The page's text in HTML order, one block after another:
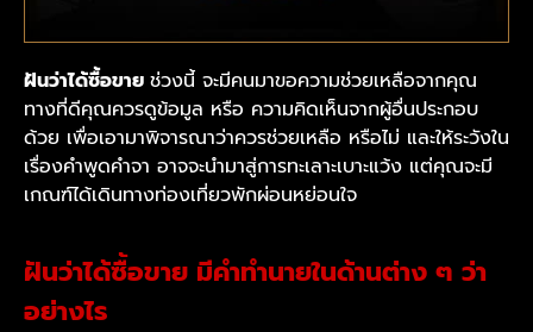
ฝันว่าได้ซื้อขาย ช่วงนี้ จะมีคนมาขอความช่วยเหลือจากคุณ
ทางที่ดีคุณควรดูข้อมูล หรือ ความคิดเห็นจากผู้อื่นประกอบ
ด้วย เพื่อเอามาพิจารณาว่าควรช่วยเหลือ หรือไม่ และให้ระวังใน
เรื่องคำพูดคำจา อาจจะนำมาสู่การทะเลาะเบาะแว้ง แต่คุณจะมี
เกณฑ์ได้เดินทางท่องเที่ยวพักผ่อนหย่อนใจ
ฝันว่าได้ซื้อขาย มีคำทำนายในด้านต่าง ๆ ว่า
อย่างไร